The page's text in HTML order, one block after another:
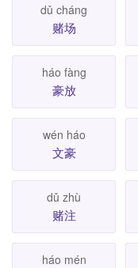
dǔ cháng
赌场
háo fàng
豪放
wén háo
文豪
dǔ zhù
赌注
háo mén